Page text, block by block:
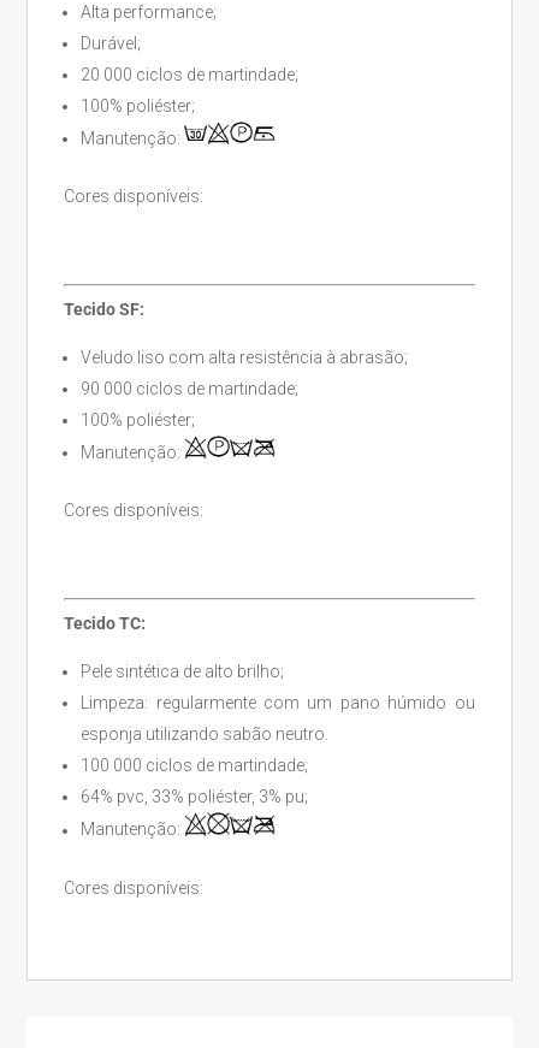
Alta performance;
Durável;
20 000 ciclos de martindade;
100% poliéster;
Manutenção:
Cores disponíveis:
Tecido SF:
Veludo liso com alta resistência à abrasão;
90 000 ciclos de martindade;
100% poliéster;
Manutenção:
Cores disponíveis:
Tecido TC:
Pele sintética de alto brilho;
Limpeza: regularmente com um pano húmido ou
esponja utilizando sabão neutro.
100 000 ciclos de martindade;
64% pvc, 33% poliéster, 3% pu;
Manutenção:
Cores disponíveis: